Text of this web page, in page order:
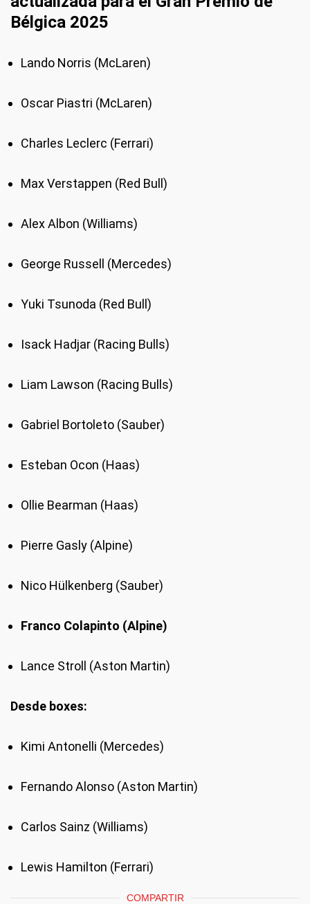
Bélgica 2025
Lando Norris (McLaren)
Oscar Piastri (McLaren)
Charles Leclerc (Ferrari)
Max Verstappen (Red Bull)
Alex Albon (Williams)
George Russell (Mercedes)
Yuki Tsunoda (Red Bull)
Isack Hadjar (Racing Bulls)
Liam Lawson (Racing Bulls)
Gabriel Bortoleto (Sauber)
Esteban Ocon (Haas)
Ollie Bearman (Haas)
Pierre Gasly (Alpine)
Nico Hülkenberg (Sauber)
Franco Colapinto (Alpine)
Lance Stroll (Aston Martin)
Desde boxes:
Kimi Antonelli (Mercedes)
Fernando Alonso (Aston Martin)
Carlos Sainz (Williams)
Lewis Hamilton (Ferrari)
COMPARTIR